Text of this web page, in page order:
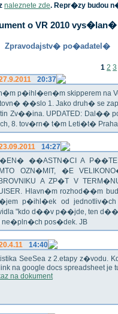
naleznete zde. Repr�zy budou
o VR 2010
Zpravodajstv� po�adatel�
1 2 3
20:37
p�ihl�en�m skipperem na
��slo 1. Jako druh� se
Zv��ina. UPDATED: Dal��
8. tov�rn� t�m Leti�t� Praha
14:27
��ASTN�CI A
OZN�MIT, �E
A ZP�T V
Hlavn�m rozhod��m
p�ihl�ek od
"kdo d��v p��jde, ten
ne�pln�ch pos�dek. JB
14:40
SeeSea z 2.etapy z�vodu.
na google docs spreadsheet je
na dokument